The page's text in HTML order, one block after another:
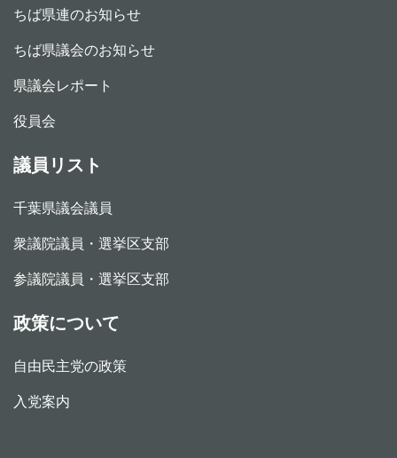
ちば県連のお知らせ
ちば県議会のお知らせ
県議会レポート
役員会
議員リスト
千葉県議会議員
衆議院議員・選挙区支部
参議院議員・選挙区支部
政策について
自由民主党の政策
入党案内